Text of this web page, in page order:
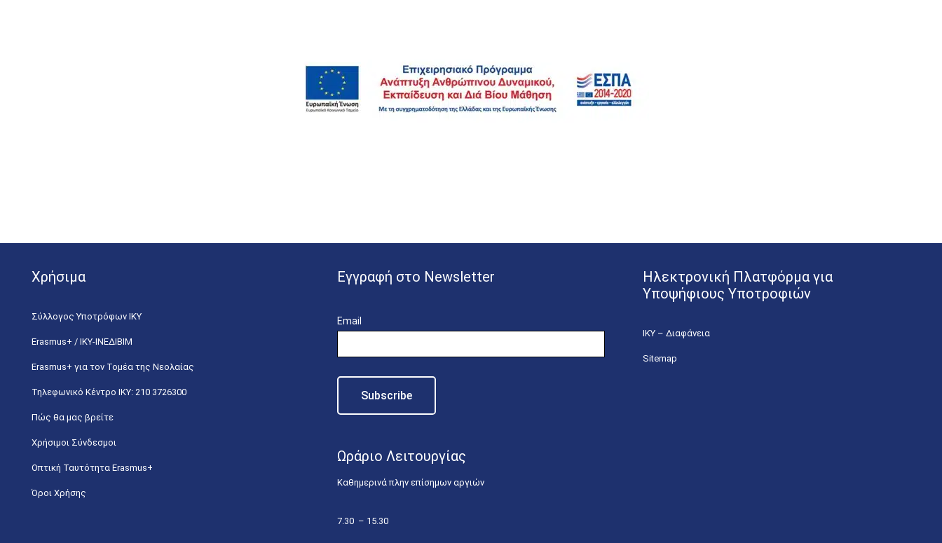
Χρήσιμα
Σύλλογος Υποτρόφων ΙΚΥ
Erasmus+ / ΙΚΥ-ΙΝΕΔΙΒΙΜ
Erasmus+ για τον Τομέα της Νεολαίας
Τηλεφωνικό Κέντρο IKY: 210 3726300
Πώς θα μας βρείτε
Χρήσιμοι Σύνδεσμοι
Οπτική Ταυτότητα Erasmus+
Όροι Χρήσης
Εγγραφή στο Newsletter
Email
Ωράριο Λειτουργίας
Καθημερινά πλην επίσημων αργιών
7.30 – 15.30
Ηλεκτρονική Πλατφόρμα για
Υποψήφιους Υποτροφιών
ΙΚΥ – Διαφάνεια
Sitemap